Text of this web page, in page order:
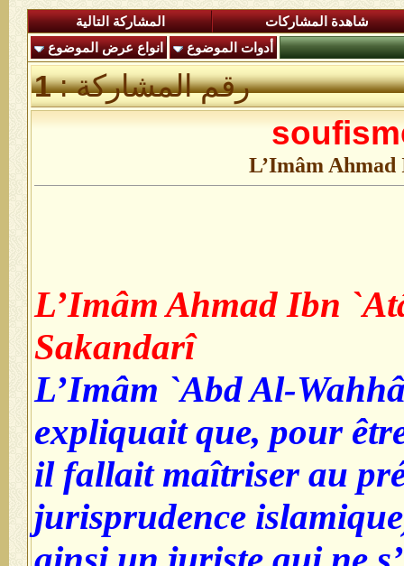
شاهدة المشاركات
المشاركة التالية
أدوات الموضوع
انواع عرض الموضوع
رقم المشاركة :1
L’Imâm
L’Imâm Ahmad Ibn
Sakandarî
L’Imâm `Abd Al-
expliquait que, pour
il fallait maîtriser au
jurisprudence